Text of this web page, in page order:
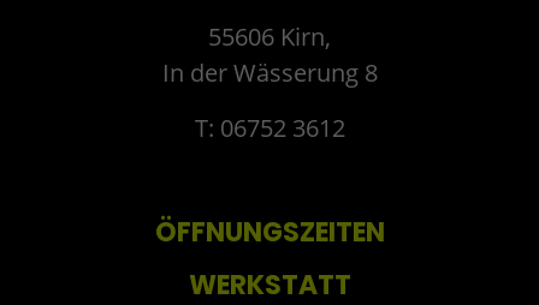
55606 Kirn,
In der Wässerung 8
T: 06752 3612
ÖFFNUNGSZEITEN
WERKSTATT